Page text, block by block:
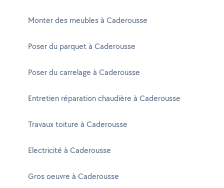
Monter des meubles à Caderousse
Poser du parquet à Caderousse
Poser du carrelage à Caderousse
Entretien réparation chaudière à Caderousse
Travaux toiture à Caderousse
Electricité à Caderousse
Gros oeuvre à Caderousse